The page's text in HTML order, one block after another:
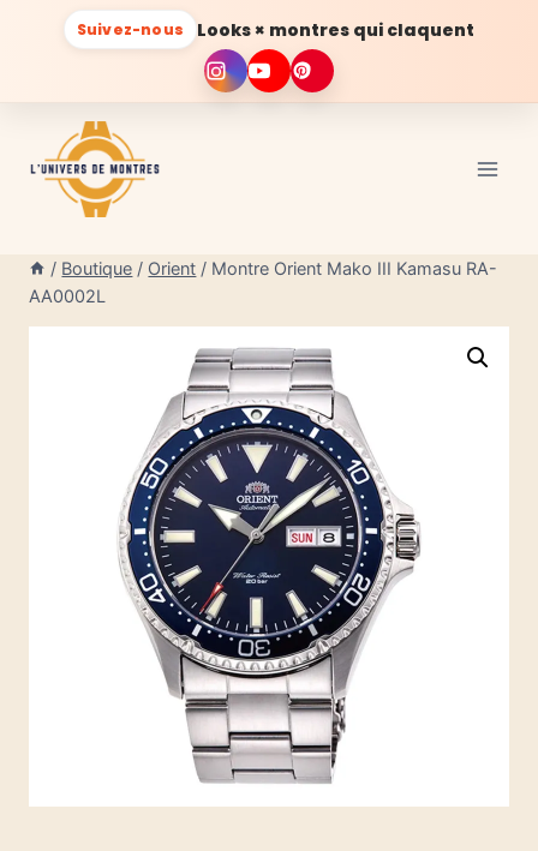
Suivez-nous Looks × montres qui claquent
contenu
/ Boutique / Orient / Montre Orient Mako III Kamasu RA-
AA0002L